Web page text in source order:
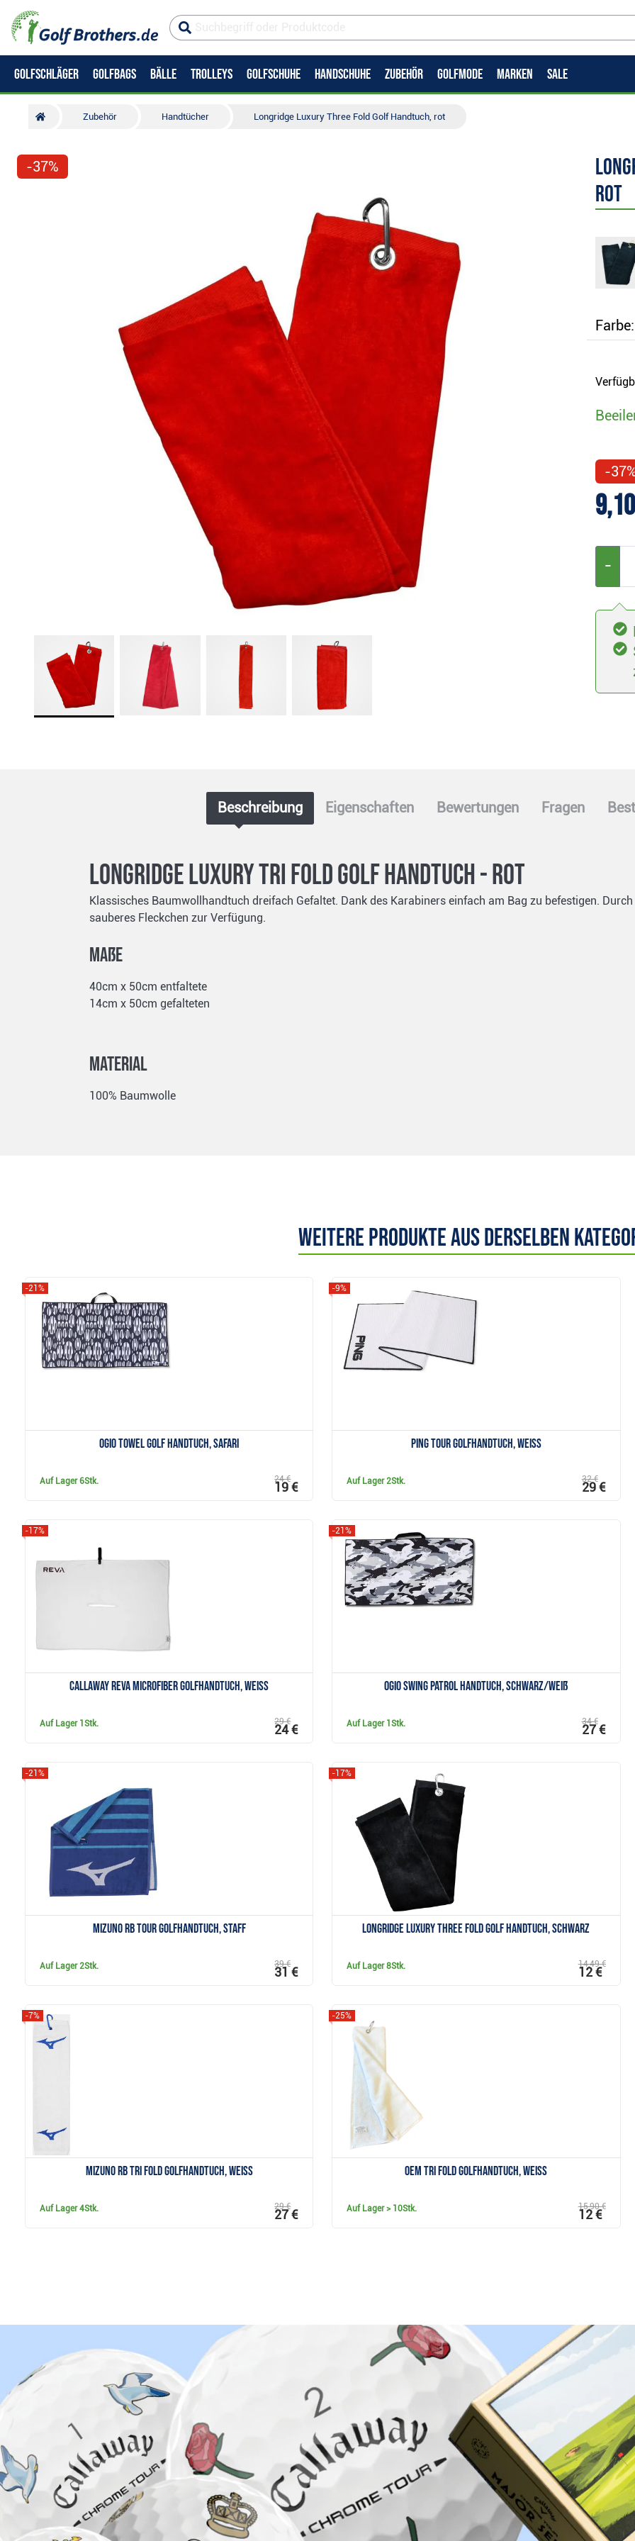
GOLFSCHLÄGER GOLFBAGS BÄLLE TROLLEYS GOLFSCHUHE HANDSCHUHE ZUBEHÖR GOLFMODE MARKEN SALE
Zubehör Handtücher Longridge Luxury Three Fold Golf Handtuch, rot
-37%
rot
Farbe:
-
−
Beschreibung Eigenschaften Bewertungen Fragen
Longridge Luxury Tri Fold Golf Handtuch - Rot
Klassisches Baumwollhandtuch dreifach Gefaltet. Dank des Karabiners einfach am Bag zu befestigen.
sauberes Fleckchen zur Verfügung.
Maße
40cm x 50cm entfaltete
14cm x 50cm gefalteten
Material
100% Baumwolle
Weitere Produkte aus derselben
Ogio Towel Golf Handtuch, safari
-21%
Auf Lager6Stk. 24 €
19 €
Anzeigen
Ping Tour GolfHandtuch, weiss
-9%
Auf Lager2Stk. 32 €
29 €
Anzeigen
Callaway Reva Microfiber Golfhandtuch, weiss
-17%
Auf Lager 1Stk. 29 €
24 €
Anzeigen
Ogio Swing Patrol Handtuch, schwarz/weiß
-21%
Auf Lager 1Stk. 34 €
27 €
Anzeigen
Mizuno RB Tour Golfhandtuch, staff
-21%
Auf Lager2Stk. 39 €
31 €
Anzeigen
Longridge Luxury Three Fold Golf Handtuch, schwarz
-17%
Auf Lager8Stk. 14,49 €
12 €
Anzeigen
Mizuno RB Tri Fold Golfhandtuch, weiss
-7%
Auf Lager4Stk. 29 €
27 €
OEM Tri Fold Golfhandtuch, weiss
-25%
Auf Lager> 10Stk. 15,90 €
12 €
Warum bei Golfbrothers.de kaufen?